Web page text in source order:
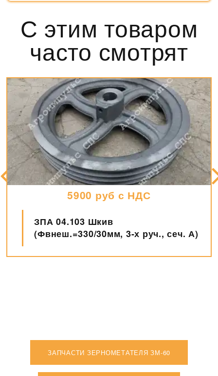
С этим товаром
часто смотрят
1500 руб с НДС
ЗП 02.103СБ Звездочка в сборе
ЗАПЧАСТИ ЗЕРНОМЕТАТЕЛЯ ЗМ-60